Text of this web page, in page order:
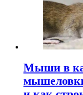
Мыши в